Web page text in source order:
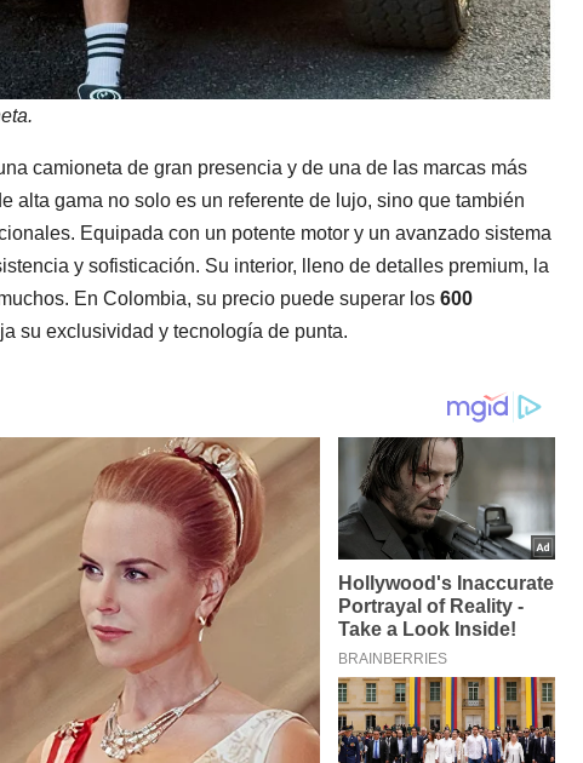
camioneta de gran presencia y de una de las marcas más
alta gama no solo es un referente de lujo, sino que también
Equipada con un potente motor y un avanzado sistema
y sofisticación. Su interior, lleno de detalles premium, la
En Colombia, su precio puede superar los 600
su exclusividad y tecnología de punta.